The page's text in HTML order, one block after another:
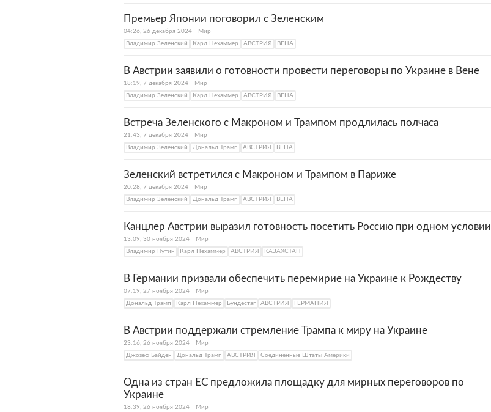
Премьер Японии поговорил с Зеленским
04:26, 26 декабря 2024
Мир
Владимир Зеленский
Карл Нехаммер АВСТРИЯ ВЕНА
В Австрии заявили о готовности провести переговоры по Украине в Вене
18:19, 7 декабря 2024
Мир
Владимир Зеленский
Карл Нехаммер АВСТРИЯ ВЕНА
Встреча Зеленского с Макроном и Трампом продлилась полчаса
21:43, 7 декабря 2024
Мир
Владимир Зеленский
Дональд Трамп АВСТРИЯ ВЕНА
Зеленский встретился с Макроном и Трампом в Париже
20:28, 7 декабря 2024
Мир
Владимир Зеленский
Дональд Трамп АВСТРИЯ ВЕНА
Канцлер Австрии выразил готовность посетить Россию при одном условии
13:09, 30 ноября 2024
Мир
Владимир Путин
Карл Нехаммер АВСТРИЯ КАЗАХСТАН
В Германии призвали обеспечить перемирие на Украине к Рождеству
07:19, 27 ноября 2024
Мир
Дональд Трамп
Карл Нехаммер Бундестаг АВСТРИЯ ГЕРМАНИЯ
В Австрии поддержали стремление Трампа к миру на Украине
23:16, 26 ноября 2024
Мир
Джозеф Байден
Дональд Трамп АВСТРИЯ Соединённые Штаты Америки
Одна из стран ЕС предложила площадку для мирных переговоров по
Украине
18:39, 26 ноября 2024
Мир